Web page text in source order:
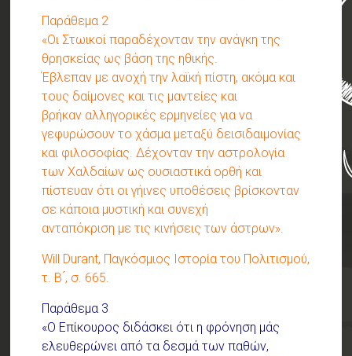
Παράθεμα 2
«Οι Στωικοί παραδέχονταν την ανάγκη της
θρησκείας ως βάση της ηθικής.
Έβλεπαν με ανοχή την λαϊκή πίστη, ακόμα και
τους δαίμονες και τις μαντείες και
βρήκαν αλληγορικές ερμηνείες για να
γεφυρώσουν το χάσμα μεταξύ δεισιδαιμονίας
και φιλοσοφίας. Δέχονταν την αστρολογία
των Χαλδαίων ως ουσιαστικά ορθή και
πίστευαν ότι οι γήινες υποθέσεις βρίσκονταν
σε κάποια μυστική και συνεχή
ανταπόκριση με τις κινήσεις των άστρων».
Will Durant, Παγκόσμιος Ιστορία του Πολιτισμού,
τ. Β ́, σ. 665.
Παράθεμα 3
«Ο Επίκουρος διδάσκει ότι η φρόνηση μάς
ελευθερώνει από τα δεσμά των παθών,